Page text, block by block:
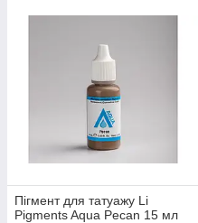
Пігмент для татуажу Li
Pigments Aqua Pecan 15 мл